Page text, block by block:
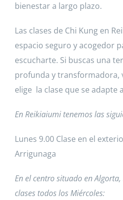
bienestar a largo plazo.
Las clases de Chi Kung en
espacio seguro y acogedor
escucharte. Si buscas una
profunda y transformadora,
elige la clase que se
En Reikiaiumi tenemos las
Lunes 9.00 Clase en el
Arrigunaga
En el centro situado en
clases todos los Miércoles: